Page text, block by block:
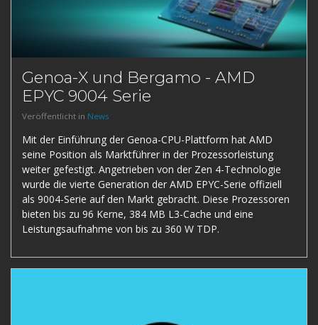
Genoa-X und Bergamo - AMD
EPYC 9004 Serie
Veröffentlicht in News
Mit der Einführung der Genoa-CPU-Plattform hat AMD
seine Position als Marktführer in der Prozessorleistung
weiter gefestigt. Angetrieben von der Zen 4-Technologie
wurde die vierte Generation der AMD EPYC-Serie offiziell
als 9004-Serie auf den Markt gebracht. Diese Prozessoren
bieten bis zu 96 Kerne, 384 MB L3-Cache und eine
Leistungsaufnahme von bis zu 360 W TDP.